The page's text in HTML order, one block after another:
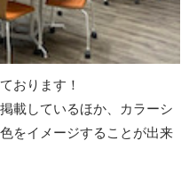
おります！
載しているほか、カラーシ
をイメージすることが出来